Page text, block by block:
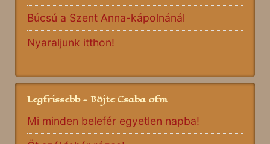
Búcsú a Szent Anna-kápolnánál
Nyaraljunk itthon!
Legfrissebb - Böjte Csaba ofm
Mi minden belefér egyetlen napba!